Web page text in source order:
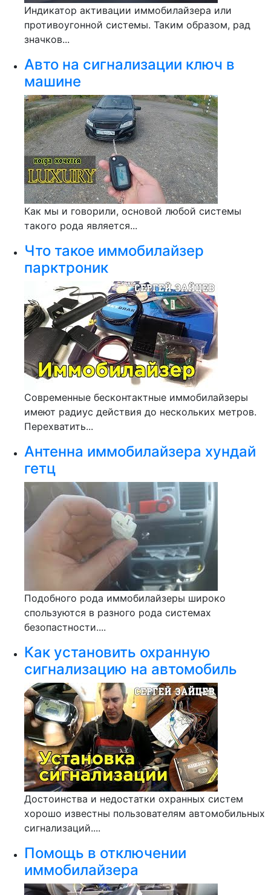
Индикатор активации иммобилайзера или
противоугонной системы. Таким образом, рад
значков...
Авто на сигнализации ключ в
машине
Как мы и говорили, основой любой системы
такого рода является...
Что такое иммобилайзер
парктроник
Современные бесконтактные иммобилайзеры
имеют радиус действия до нескольких метров.
Перехватить...
Антенна иммобилайзера хундай
гетц
Подобного рода иммобилайзеры широко
спользуются в разного рода системах
безопастности....
Как установить охранную
сигнализацию на автомобиль
Достоинства и недостатки охранных систем
хорошо известны пользователям автомобильных
сигнализаций....
Помощь в отключении
иммобилайзера